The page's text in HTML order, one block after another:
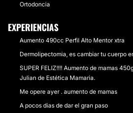
Ortodoncia
EXPERIENCIAS
Aumento 490cc Perfil Alto Mentor xtra
Dermolipectomia, es cambiar tu cuerpo
SUPER FELIZ!!!! Aumento de mamas
Julian de Estética Mamaria.
Me opere ayer . aumento de mamas
A pocos dias de dar el gran paso